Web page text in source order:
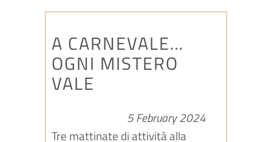
A CARNEVALE…
OGNI MISTERO
VALE
5 February 2024
Tre mattinate di attività alla